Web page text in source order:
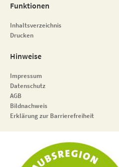
Funktionen
Inhaltsverzeichnis
Drucken
Hinweise
Impressum
Datenschutz
AGB
Bildnachweis
Erklärung zur Barrierefreiheit